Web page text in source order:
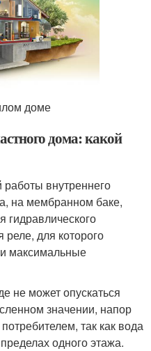
доме
дома: какой
внутреннего
на мембранном баке,
гидравлического
реле, для которого
максимальные
не может опускаться
значении, напор
так как вода
одного этажа.